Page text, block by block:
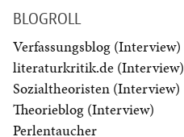
BLOGROLL
Verfassungsblog (Interview)
literaturkritik.de (Interview)
Sozialtheoristen (Interview)
Theorieblog (Interview)
Perlentaucher